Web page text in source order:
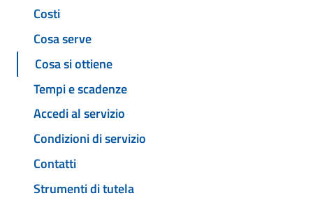
Costi
Cosa serve
Cosa si ottiene
Tempi e scadenze
Accedi al servizio
Condizioni di servizio
Contatti
Strumenti di tutela